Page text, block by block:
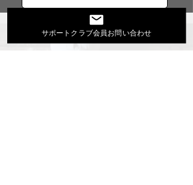
大地あきおオフィシャルサイト
サポートクラブ会員お問い合わせ